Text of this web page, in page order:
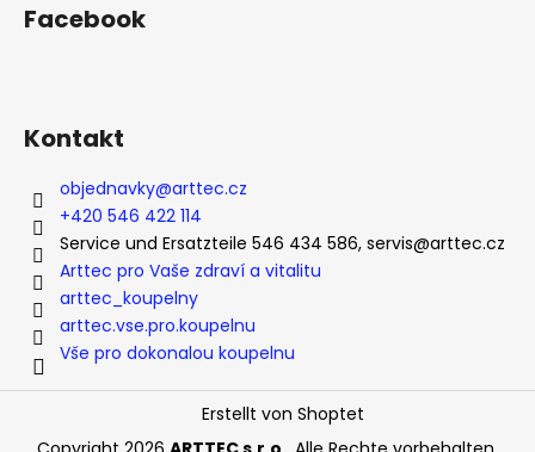
Facebook
Kontakt
objednavky@arttec.cz
+420 546 422 114
Service und Ersatzteile 546 434 586, servis@arttec.cz
Arttec pro Vaše zdraví a vitalitu
arttec_koupelny
arttec.vse.pro.koupelnu
Vše pro dokonalou koupelnu
Erstellt von Shoptet